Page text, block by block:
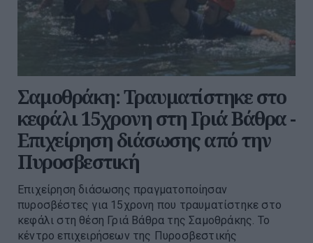
Σαμοθράκη: Τραυματίστηκε στο
κεφάλι 15χρονη στη Γριά Βάθρα -
Επιχείρηση διάσωσης από την
Πυροσβεστική
Επιχείρηση διάσωσης πραγματοποίησαν
πυροσβέστες για 15χρονη που τραυματίστηκε στο
κεφάλι στη θέση Γριά Βάθρα της Σαμοθράκης. Το
κέντρο επιχειρήσεων της Πυροσβεστικής